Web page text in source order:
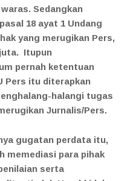
Sedangkan
18 ayat 1 Undang
yang merugikan Pers,
juta. Itupun
pernah ketentuan
Pers itu diterapkan
halangi tugas
Jurnalis/Pers.
gugatan perdata itu,
memediasi para pihak
serta